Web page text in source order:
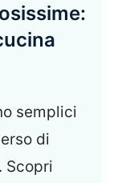
semplici
di
Scopri